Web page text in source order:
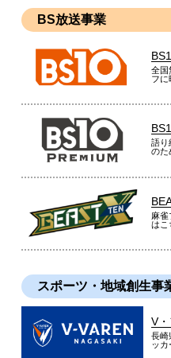
BS放送事業
全国
フに
語り
のた
麻雀
はこ
スポーツ・地域創生事
V
長崎
ッカ